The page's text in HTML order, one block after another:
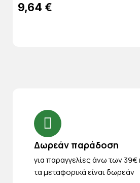
9,64 €
Δωρεάν παράδοση
για παραγγελίες άνω των 39€
τα μεταφορικά είναι δωρεάν